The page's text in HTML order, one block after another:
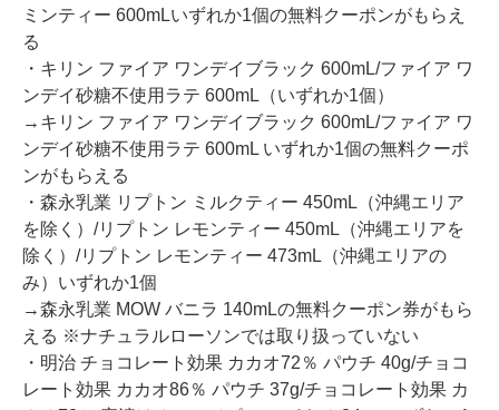
ミンティー 600mLいずれか1個の無料クーポンがもらえ
る
・キリン ファイア ワンデイブラック 600mL/ファイア ワ
ンデイ砂糖不使用ラテ 600mL（いずれか1個）
→キリン ファイア ワンデイブラック 600mL/ファイア ワ
ンデイ砂糖不使用ラテ 600mL いずれか1個の無料クーポ
ンがもらえる
・森永乳業 リプトン ミルクティー 450mL（沖縄エリア
を除く）/リプトン レモンティー 450mL（沖縄エリアを
除く）/リプトン レモンティー 473mL（沖縄エリアの
み）いずれか1個
→森永乳業 MOW バニラ 140mLの無料クーポン券がもら
える ※ナチュラルローソンでは取り扱っていない
・明治 チョコレート効果 カカオ72％ パウチ 40g/チョコ
レート効果 カカオ86％ パウチ 37g/チョコレート効果 カ